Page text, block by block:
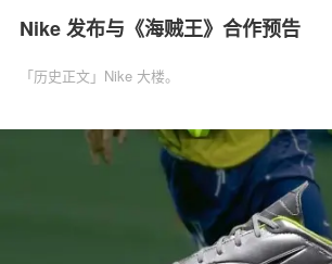
Nike 发布与《海贼王》合作预告
「历史正文」Nike 大楼。